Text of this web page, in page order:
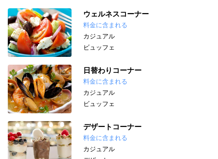
ウェルネスコーナー
料金に含まれる
カジュアル
ビュッフェ
日替わりコーナー
料金に含まれる
カジュアル
ビュッフェ
デザートコーナー
料金に含まれる
カジュアル